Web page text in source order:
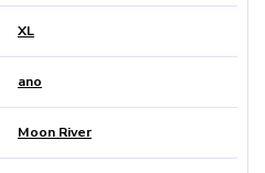
XL
ano
Moon River